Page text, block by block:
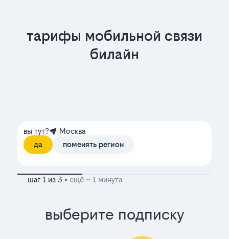
тарифы мобильной связи
билайн